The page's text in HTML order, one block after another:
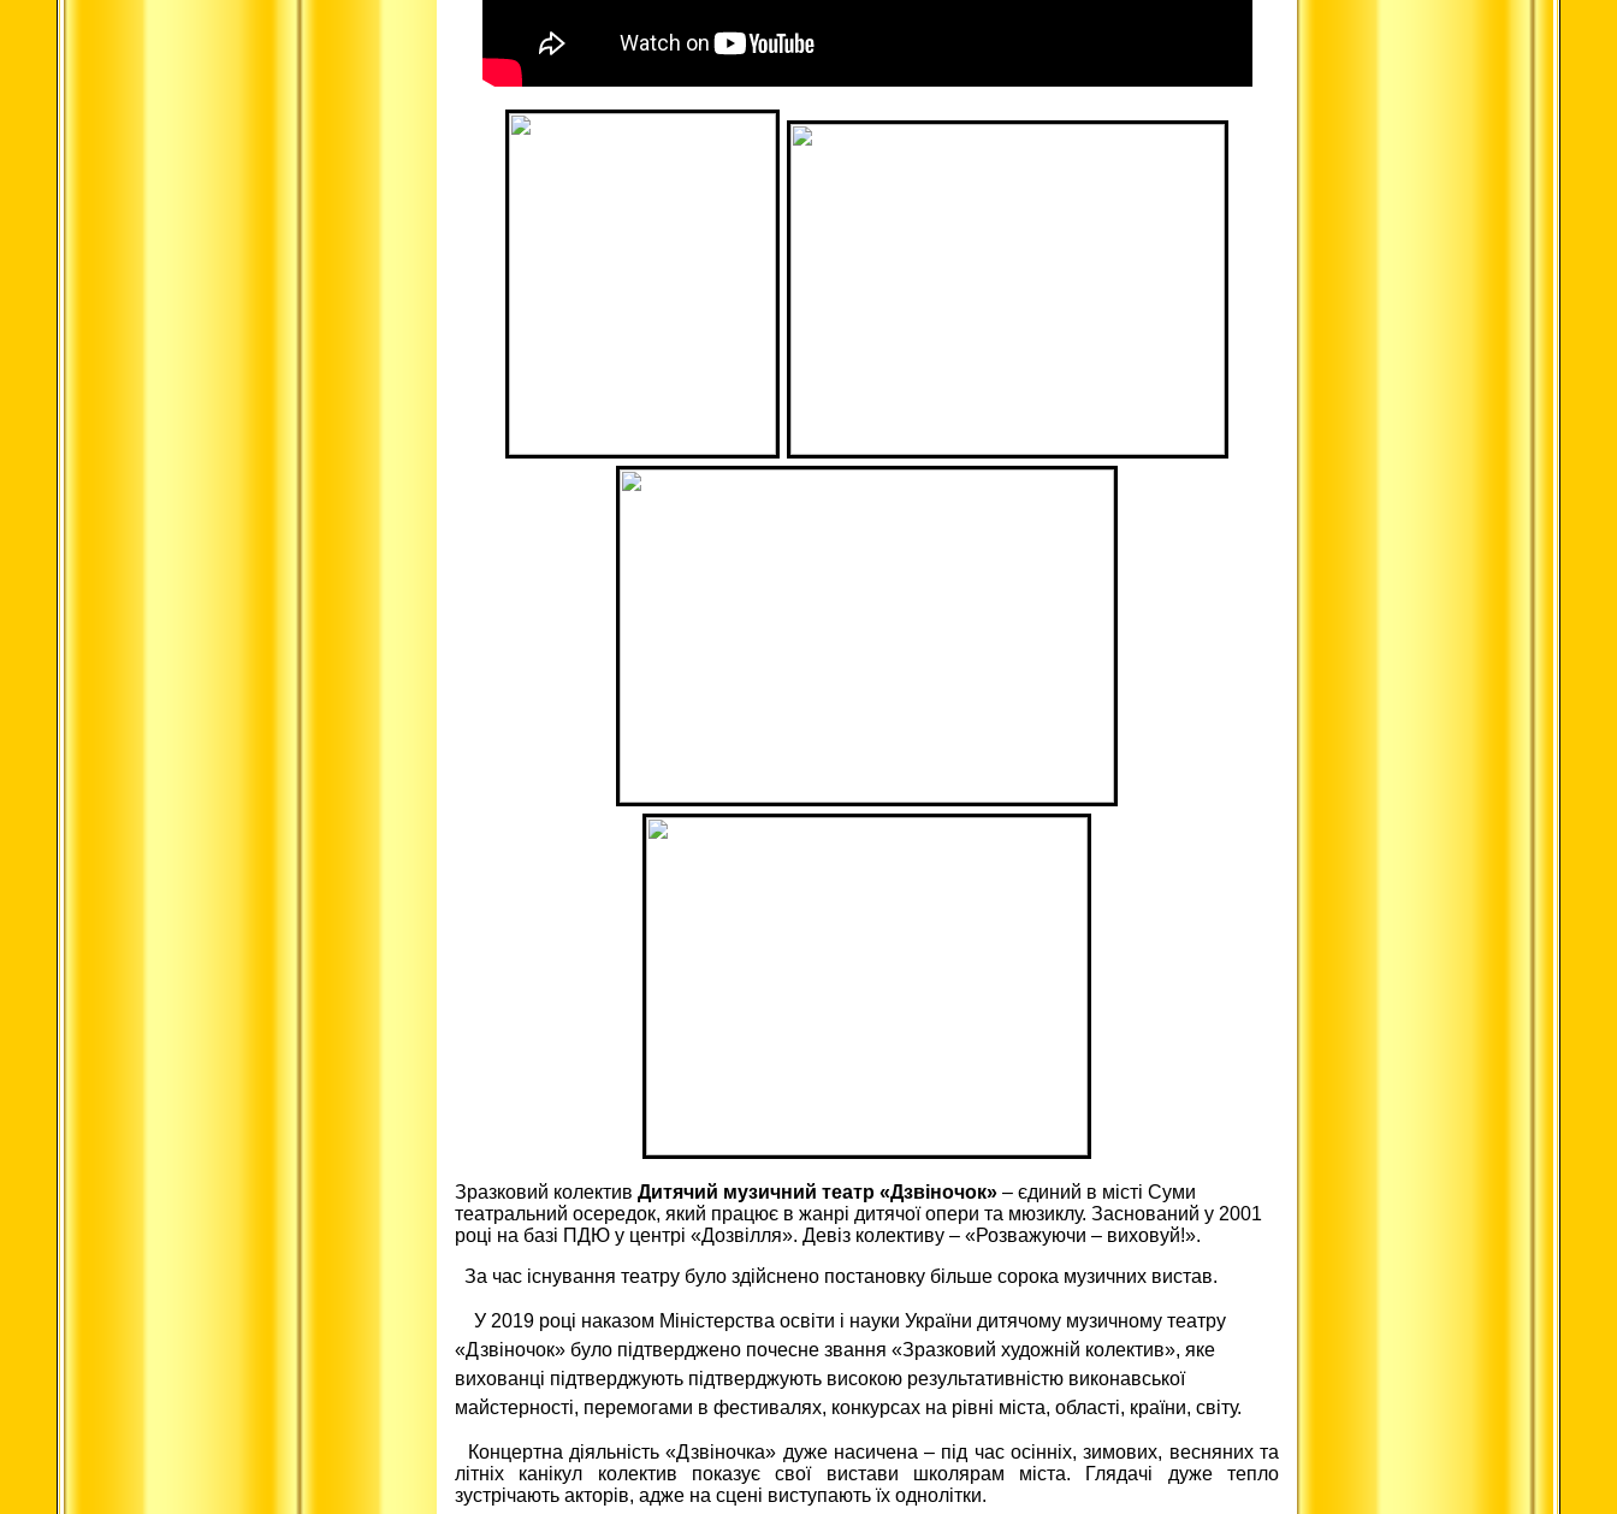
Зразковий колектив Дитячий музичний театр «Дзвіночок» – єдиний в місті Суми
театральний осередок, який працює в жанрі дитячої опери та мюзиклу. Заснований у 2001
році на базі ПДЮ у центрі «Дозвілля». Девіз колективу – «Розважуючи – виховуй!».
За час існування театру було здійснено постановку більше сорока музичних вистав.
У 2019 році наказом Міністерства освіти і науки України дитячому музичному театру
«Дзвіночок» було підтверджено почесне звання «Зразковий художній колектив», яке
вихованці підтверджують підтверджують високою результативністю виконавської
майстерності, перемогами в фестивалях, конкурсах на рівні міста, області, країни, світу.
Концертна діяльність «Дзвіночка» дуже насичена – під час осінніх, зимових, весняних та
літніх канікул колектив показує свої вистави школярам міста. Глядачі дуже тепло
зустрічають акторів, адже на сцені виступають їх однолітки.